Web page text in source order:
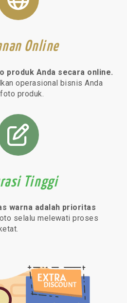
Online
produk Anda secara online.
operasional bisnis Anda
produk.
Tinggi
warna adalah prioritas
selalu melewati proses